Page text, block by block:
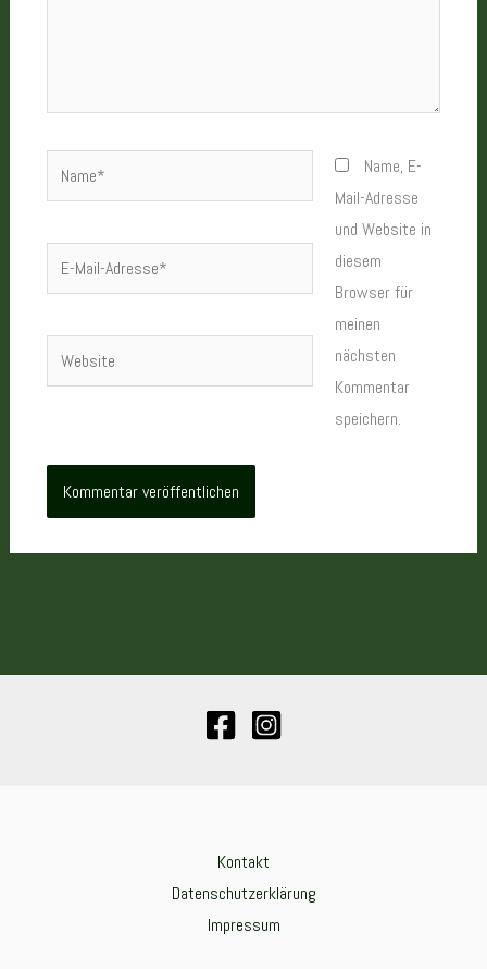
Name*
Mail-
Website
Name, E-
Mail-Adresse
und Website in
diesem
Browser für
meinen
nächsten
Kommentar
speichern.
Kontakt
Datenschutzerklärung
Impressum